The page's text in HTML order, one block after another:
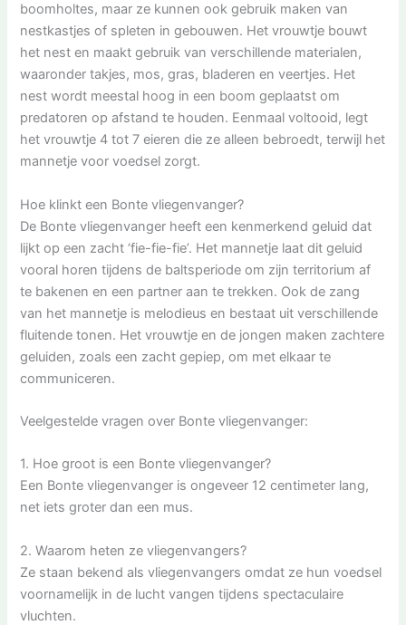
boomholtes, maar ze kunnen ook gebruik maken van
nestkastjes of spleten in gebouwen. Het vrouwtje bouwt
het nest en maakt gebruik van verschillende materialen,
waaronder takjes, mos, gras, bladeren en veertjes. Het
nest wordt meestal hoog in een boom geplaatst om
predatoren op afstand te houden. Eenmaal voltooid, legt
het vrouwtje 4 tot 7 eieren die ze alleen bebroedt, terwijl het
mannetje voor voedsel zorgt.
Hoe klinkt een Bonte vliegenvanger?
De Bonte vliegenvanger heeft een kenmerkend geluid dat
lijkt op een zacht ‘fie-fie-fie’. Het mannetje laat dit geluid
vooral horen tijdens de baltsperiode om zijn territorium af
te bakenen en een partner aan te trekken. Ook de zang
van het mannetje is melodieus en bestaat uit verschillende
fluitende tonen. Het vrouwtje en de jongen maken zachtere
geluiden, zoals een zacht gepiep, om met elkaar te
communiceren.
Veelgestelde vragen over Bonte vliegenvanger:
1. Hoe groot is een Bonte vliegenvanger?
Een Bonte vliegenvanger is ongeveer 12 centimeter lang,
net iets groter dan een mus.
2. Waarom heten ze vliegenvangers?
Ze staan bekend als vliegenvangers omdat ze hun voedsel
voornamelijk in de lucht vangen tijdens spectaculaire
vluchten.